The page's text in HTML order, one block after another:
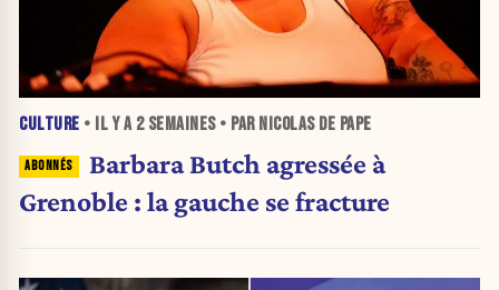
CULTURE • IL Y A 2 SEMAINES• PAR NICOLAS DE PAPE
Barbara Butch agressée à
Grenoble : la gauche se fracture